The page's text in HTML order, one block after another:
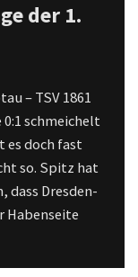
der 1.
– TSV 1861
schmeichelt
doch fast
so. Spitz hat
dass Dresden-
Habenseite